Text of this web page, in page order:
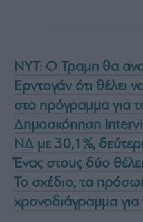
NYT: Ο Τραμπ θα
Ερντογάν ότι θέλει
στο πρόγραμμα για
Δημοσκόπηση
ΝΔ με 30,1%,
Ένας στους δύο
Το σχέδιο, τα
χρονοδιάγραμμα